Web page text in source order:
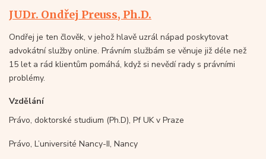
JUDr. Ondřej Preuss, Ph.D.
Ondřej je ten člověk, v jehož hlavě uzrál nápad poskytovat
advokátní služby online. Právním službám se věnuje již déle než
15 let a rád klientům pomáhá, když si nevědí rady s právními
problémy.
Vzdělání
Právo, doktorské studium (Ph.D), Pf UK v Praze
Právo, L’université Nancy-II, Nancy